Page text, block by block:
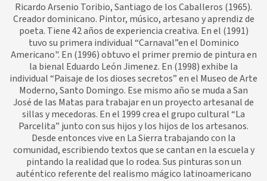
Ricardo Arsenio Toribio, Santiago de los Caballeros (1965).
Creador dominicano. Pintor, músico, artesano y aprendiz de
poeta. Tiene 42 años de experiencia creativa. En el (1991)
tuvo su primera individual “Carnaval”en el Dominico
Americano". En (1996) obtuvo el primer premio de pintura en
la bienal Eduardo León Jimenez. En (1998) exhibe la
individual “Paisaje de los dioses secretos” en el Museo de Arte
Moderno, Santo Domingo. Ese mismo año se muda a San
José de las Matas para trabajar en un proyecto artesanal de
sillas y mecedoras. En el 1999 crea el grupo cultural “La
Parcelita” junto con sus hijos y los hijos de los artesanos.
Desde entonces vive en La Sierra trabajando con la
comunidad, escribiendo textos que se cantan en la escuela y
pintando la realidad que lo rodea. Sus pinturas son un
auténtico referente del realismo mágico latinoamericano